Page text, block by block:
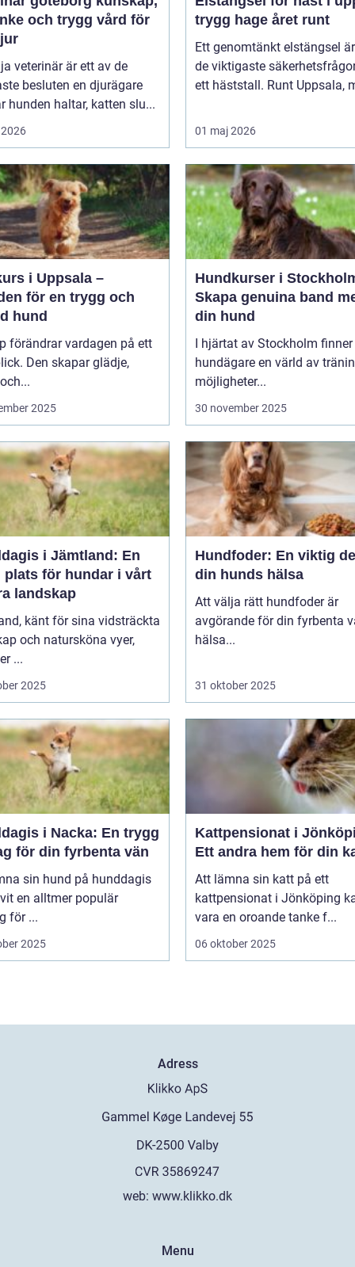
och trygg vård för
veterinär är ett av de
besluten en djurägare
hunden haltar, katten slu...
trygg hage året runt
Ett genomtänkt elstängsel
de viktigaste
ett häststall. Runt Uppsala,
01 maj 2026
i Uppsala –
för en trygg och
hund
förändrar vardagen på ett
Den skapar glädje,
2025
Hundkurser i
Skapa genuina band
din hund
I hjärtat av Stockholm finner
hundägare en värld av
möjligheter...
30 november 2025
i Jämtland: En
plats för hundar i vårt
landskap
känt för sina vidsträckta
och natursköna vyer,
...
2025
Hundfoder: En viktig
din hunds hälsa
Att välja rätt hundfoder är
avgörande för din fyrbenta
hälsa...
31 oktober 2025
i Nacka: En trygg
för din fyrbenta vän
sin hund på hunddagis
en alltmer populär
för ...
2025
Kattpensionat i
Ett andra hem för din
Att lämna sin katt på ett
kattpensionat i Jönköping
vara en oroande tanke f...
06 oktober 2025
Adress
web: www.klikko.dk
Menu